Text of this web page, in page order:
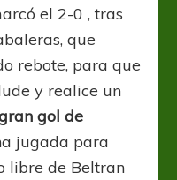
el 2-0 , tras
que
rebote, para que
y realice un
gol de
jugada para
libre de Beltran